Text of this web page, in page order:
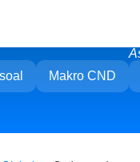
Makro CND